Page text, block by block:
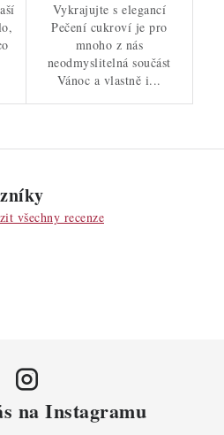
Vykrajujte s elegancí
Pečení cukroví je pro
mnoho z nás
neodmyslitelná součást
Vánoc a vlastně i...
všechny recenze
na Instagramu